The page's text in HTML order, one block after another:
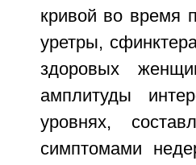
кривой во время
уретры,
здоровых
амплитуды
уровнях,
симптомами